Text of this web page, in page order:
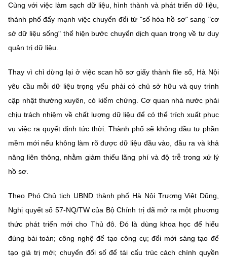
Cùng với việc làm sạch dữ liệu, hình thành và phát triển dữ liệu,
thành phố đẩy mạnh việc chuyển đổi từ "số hóa hồ sơ" sang "cơ
sở dữ liệu sống" thể hiện bước chuyển dịch quan trọng về tư duy
quản trị dữ liệu.
Thay vì chỉ dừng lại ở việc scan hồ sơ giấy thành file số, Hà Nội
yêu cầu mỗi dữ liệu trọng yếu phải có chủ sở hữu và quy trình
cập nhật thường xuyên, có kiểm chứng. Cơ quan nhà nước phải
chịu trách nhiệm về chất lượng dữ liệu để có thể trích xuất phục
vụ việc ra quyết định tức thời. Thành phố sẽ không đầu tư phần
mềm mới nếu không làm rõ được dữ liệu đầu vào, đầu ra và khả
năng liên thông, nhằm giảm thiểu lãng phí và độ trễ trong xử lý
hồ sơ.
Theo Phó Chủ tịch UBND thành phố Hà Nội Trương Việt Dũng,
Nghị quyết số 57-NQ/TW của Bộ Chính trị đã mở ra một phương
thức phát triển mới cho Thủ đô. Đó là dùng khoa học để hiểu
đúng bài toán; công nghệ để tạo công cụ; đổi mới sáng tạo để
tạo giá trị mới; chuyển đổi số để tái cấu trúc cách chính quyền